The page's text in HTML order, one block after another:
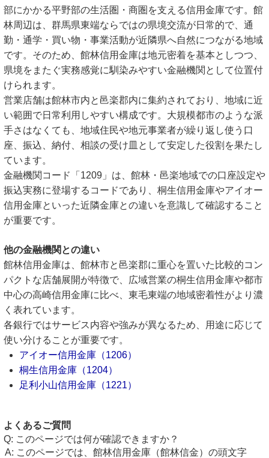
部にかかる平野部の生活圏・商圏を支える信用金庫です。館
林周辺は、群馬県東端ならではの県境交流が日常的で、通
勤・通学・買い物・事業活動が近隣県へ自然につながる地域
です。そのため、館林信用金庫は地元密着を基本としつつ、
県境をまたぐ実務感覚に馴染みやすい金融機関として位置付
けられます。
営業店舗は館林市内と邑楽郡内に集約されており、地域に近
い範囲で日常利用しやすい構成です。大規模都市のような派
手さはなくても、地域住民や地元事業者が繰り返し使う口
座、振込、納付、相談の受け皿として安定した役割を果たし
ています。
金融機関コード「1209」は、館林・邑楽地域での口座設定や
振込実務に登場するコードであり、桐生信用金庫やアイオー
信用金庫といった近隣金庫との違いを意識して確認すること
が重要です。
他の金融機関との違い
館林信用金庫は、館林市と邑楽郡に重心を置いた比較的コン
パクトな店舗展開が特徴で、広域営業の桐生信用金庫や都市
中心の高崎信用金庫に比べ、東毛東端の地域密着性がより濃
く表れています。
各銀行ではサービス内容や強みが異なるため、用途に応じて
使い分けることが重要です。
アイオー信用金庫（1206）
桐生信用金庫（1204）
足利小山信用金庫（1221）
よくあるご質問
このページでは何が確認できますか？
このページでは、館林信用金庫（館林信金）の頭文字